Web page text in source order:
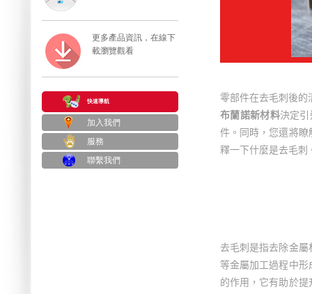
更多產品資訊，在線下
載瀏覽觀看
快速導航
加入我們
服務
聯繫我們
零部件在去毛刺後的
布蘭諾新材料決定引
件。同時，您還將瞭
釋一下什麼是去毛刺
去毛刺是指去除金屬
等金屬加工過程中
的作用，它有助於